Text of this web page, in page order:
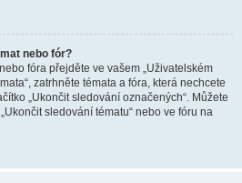
nebo fór?
fóra přejděte ve vašem „Uživatelském
zatrhněte témata a fóra, která nechcete
„Ukončit sledování označených“. Můžete
sledování tématu“ nebo ve fóru na